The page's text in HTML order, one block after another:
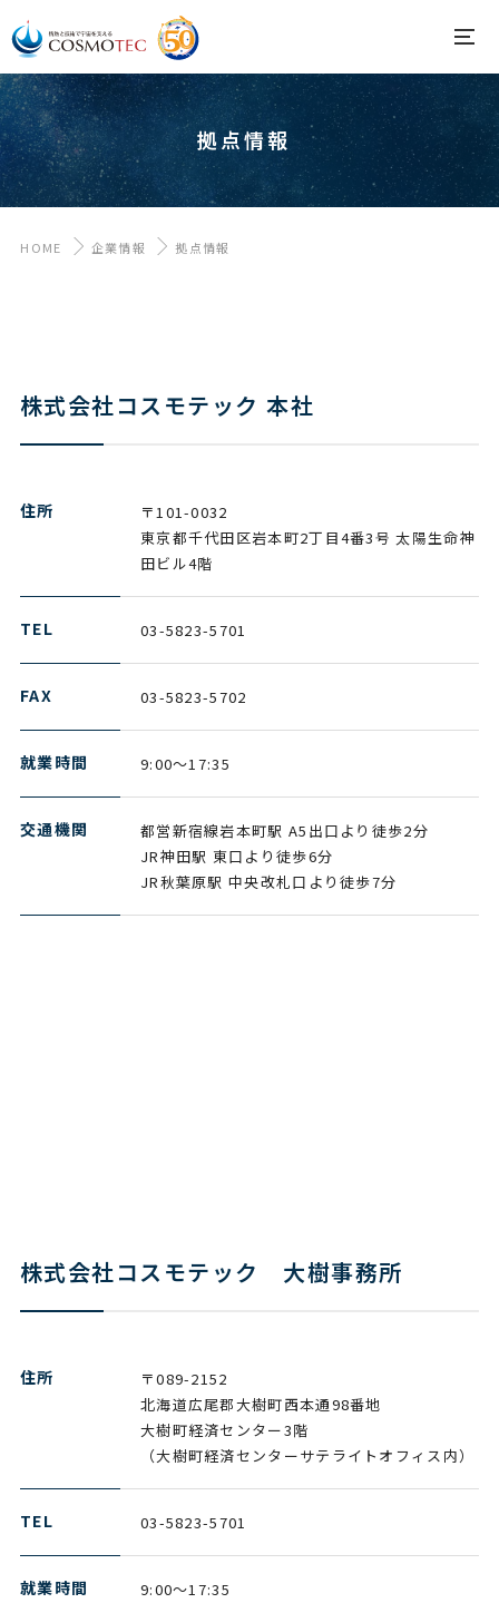
拠点情報
HOME 企業情報 拠点情報
株式会社コスモテック 本社
住所
〒101-0032
東京都千代田区岩本町2丁目4番3号太陽生命神
田ビル4階
TEL 03-5823-5701
FAX 03-5823-5702
就業時間 9:00～17:35
交通機関
都営新宿線岩本町駅 A5出口より徒歩2分
JR神田駅 東口より徒歩6分
JR秋葉原駅 中央改札口より徒歩7分
株式会社コスモテック 大樹事務所
住所
〒089-2152
北海道広尾郡大樹町西本通98番地
大樹町経済センター3階
（大樹町経済センターサテライトオフィス内）
TEL 03-5823-5701
就業時間 9:00～17:35